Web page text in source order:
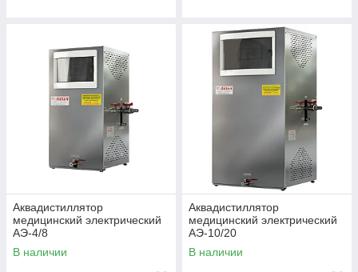
Аквадистиллятор
медицинский электрический
АЭ-4/8
В наличии
Аквадистиллятор
медицинский электрический
АЭ-10/20
В наличии